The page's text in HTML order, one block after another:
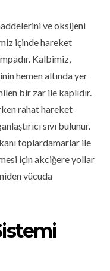
ve oksijeni
içinde hareket
Kalbimiz,
hemen altında yer
bir zar ile kaplıdır.
rahat hareket
sıvı bulunur.
toplardamarlar ile
için akciğere yollar
vücuda